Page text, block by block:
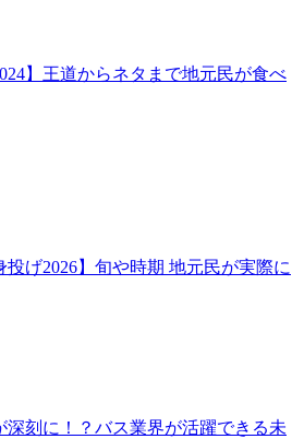
】王道からネタまで地元民が食べ
投げ2026】旬や時期 地元民が実際に
深刻に！？バス業界が活躍できる未